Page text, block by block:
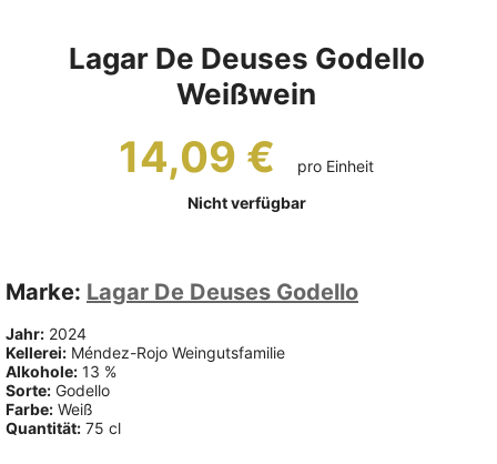
Lagar De Deuses Godello
Weißwein
14,09 €
pro Einheit
Nicht verfügbar
Marke: Lagar De Deuses Godello
Jahr: 2024
Kellerei: Méndez-Rojo Weingutsfamilie
Alkohole: 13 %
Sorte: Godello
Farbe: Weiß
Quantität: 75 cl